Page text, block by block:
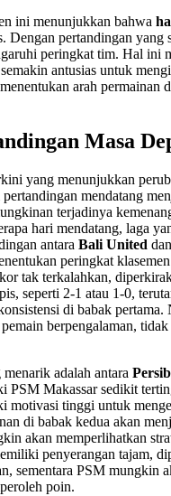
ini menunjukkan bahwa
Dengan pertandingan yang
peringkat tim. Hal ini
antusias untuk
arah permainan
Masa
yang menunjukkan
mendatang
terjadinya
hari mendatang, laga
antara Bali United dan
peringkat
tak terkalahkan,
seperti 2-1 atau 1-0,
di babak pertama.
berpengalaman, tidak
adalah antara
PSM Makassar sedikit
motivasi tinggi untuk
di babak kedua akan
akan memperlihatkan
penyerangan tajam,
sementara PSM mungkin
poin.